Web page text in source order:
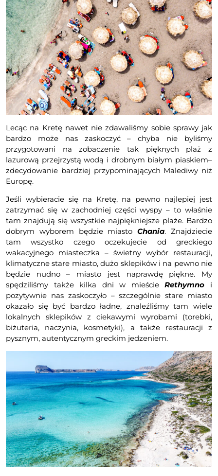
Lecąc na Kretę nawet nie zdawaliśmy sobie sprawy jak
bardzo może nas zaskoczyć – chyba nie byliśmy
przygotowani na zobaczenie tak pięknych plaż z
lazurową przejrzystą wodą i drobnym białym piaskiem–
zdecydowanie bardziej przypominających Malediwy niż
Europę.
Jeśli wybieracie się na Kretę, na pewno najlepiej jest
zatrzymać się w zachodniej części wyspy – to właśnie
tam znajdują się wszystkie najpiękniejsze plaże. Bardzo
dobrym wyborem będzie miastoChania. Znajdziecie
tam wszystko czego oczekujecie od greckiego
wakacyjnego miasteczka – świetny wybór restauracji,
klimatyczne stare miasto, dużo sklepików i na pewno nie
będzie nudno – miasto jest naprawdę piękne. My
spędziliśmy także kilka dni w mieścieRethymno i
pozytywnie nas zaskoczyło – szczególnie stare miasto
okazało się być bardzo ładne, znaleźliśmy tam wiele
lokalnych sklepików z ciekawymi wyrobami (torebki,
biżuteria, naczynia, kosmetyki), a także restauracji z
pysznym, autentycznym greckim jedzeniem.